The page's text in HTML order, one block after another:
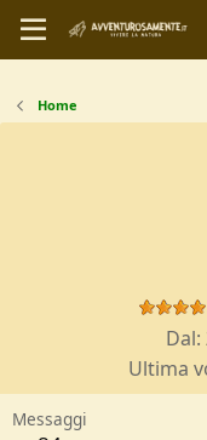
Home
Dal
Ultima
Messaggi